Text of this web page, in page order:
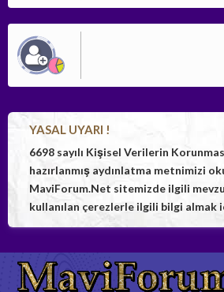
YASAL UYARI !
6698 sayılı Kişisel Verilerin
hazırlanmış aydınlatma metnimizi
MaviForum.Net sitemizde ilgili
kullanılan çerezlerle ilgili bilgi almak